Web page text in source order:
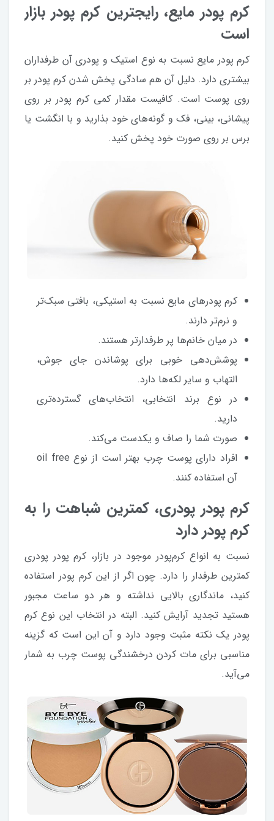
کرم پودر مایع، رایج‎ترین کرم پودر بازار
است
کرم پودر مایع نسبت به نوع استیک و پودری آن طرفداران
بیشتری دارد. دلیل آن هم سادگی پخش شدن کرم پودر بر
روی پوست است. کافیست مقدار کمی کرم پودر بر روی
پیشانی، بینی، فک و گونه‌های خود بذارید و با انگشت یا
برس بر روی صورت خود پخش کنید.
کرم پودرهای مایع نسبت به استیکی، بافتی سبک‌تر
و نرم‌‌تر دارند.
در میان خانم‌ها پر طرفدارتر هستند.
پوشش‌دهی خوبی برای پوشاندن جای جوش،
التهاب و سایر لکه‌ها دارد.
در نوع برند انتخابی، انتخاب‌های گسترده‌تری
دارید.
صورت شما را صاف و یکدست می‌کند.
افراد دارای پوست چرب بهتر است از نوع oil free
آن استفاده کنند.
کرم پودر پودری، کمترین شباهت را به
کرم پودر دارد
نسبت به انواع کرم‌پودر موجود در بازار، کرم پودر پودری
کمترین طرفدار را دارد. چون اگر از این کرم پودر استفاده
کنید، ماندگاری بالایی نداشته و هر دو ساعت مجبور
هستید تجدید آرایش کنید. البته در انتخاب این نوع کرم
پودر یک نکته مثبت وجود دارد و آن این است که گزینه
مناسبی برای مات کردن درخشندگی پوست چرب به شمار
می‌آید.